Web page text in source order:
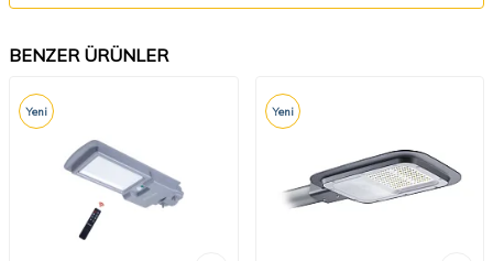
BENZER ÜRÜNLER
Yeni Yeni